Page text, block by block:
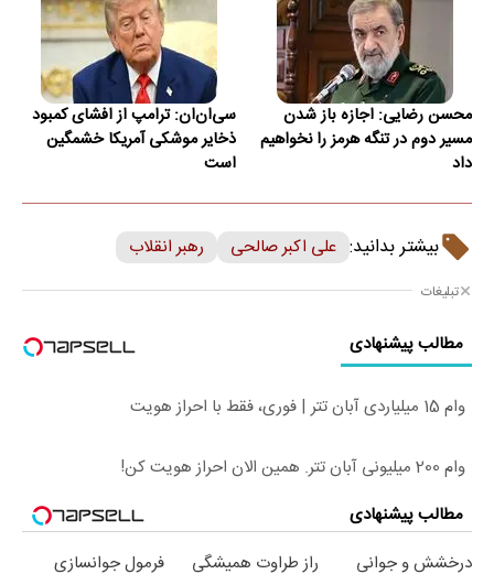
محسن رضایی: اجازه باز شدن
مسیر دوم در تنگه هرمز را نخواهیم
داد
سی‌ان‌ان: ترامپ از افشای کمبود
ذخایر موشکی آمریکا خشمگین
است
بیشتر بدانید: علی اکبر صالحی رهبر انقلاب
تبلیغات
مطالب پیشنهادی
وام 15 میلیاردی آبان تتر | فوری، فقط با احراز هویت
وام 200 میلیونی آبان تتر. همین الان احراز هویت کن!
مطالب پیشنهادی
درخشش و جوانی
راز طراوت همیشگی فرمول جوانسازی